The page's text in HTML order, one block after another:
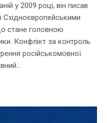
у 2009 році, він писав
Східноєвропейськими
стане головною
Конфлікт за контроль
російськомовної